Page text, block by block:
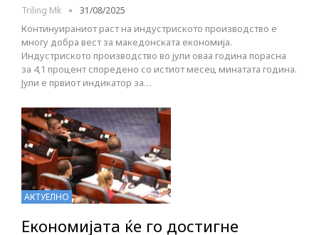
Triling Mk 31/08/2025
Континуираниот раст на индустриското производство е
многу добра вест за македонската економија.
Индустриското производство во јули оваа година порасна
за 4,1 процент споредено со истиот месец минатата година.
Јули е првиот индикатор за…
АКТУЕЛНО
Економијата ќе го достигне